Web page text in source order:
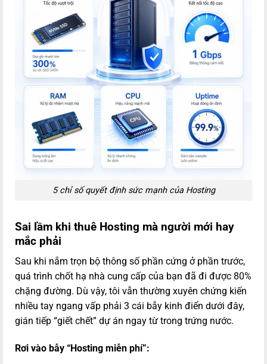
5 chỉ số quyết định sức mạnh của Hosting
Sai lầm khi thuê Hosting mà người mới hay
mắc phải
Sau khi nắm trọn bộ thông số phần cứng ở phần trước,
quá trình chốt hạ nhà cung cấp của bạn đã đi được 80%
chặng đường. Dù vậy, tôi vẫn thường xuyên chứng kiến
nhiều tay ngang vấp phải 3 cái bẫy kinh điển dưới đây,
gián tiếp “giết chết” dự án ngay từ trong trứng nước.
Rơi vào bẫy “Hosting miễn phí”: